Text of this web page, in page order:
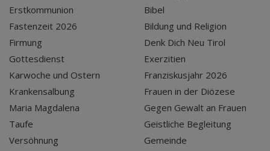
Erstkommunion
Fastenzeit 2026
Firmung
Gottesdienst
Karwoche und Ostern
Krankensalbung
Maria Magdalena
Taufe
Versöhnung
Bibel
Bildung und Religion
Denk Dich Neu Tirol
Exerzitien
Franziskusjahr 2026
Frauen in der Diözese
Gegen Gewalt an Frauen
Geistliche Begleitung
Gemeinde